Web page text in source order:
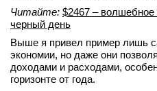
Читайте: $2467 –
черный день
Выше я привел пример лишь
экономии, но даже они
доходами и расходами,
горизонте от года.